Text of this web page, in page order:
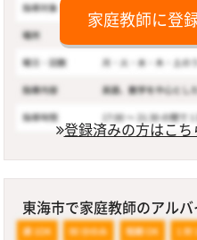
家庭教師に登
登録済みの方はこ
東海市で家庭教師のアル